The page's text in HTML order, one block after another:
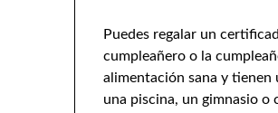
Puedes regalar un
cumpleañero o la
alimentación sana y tienen
una piscina, un gimnasio o